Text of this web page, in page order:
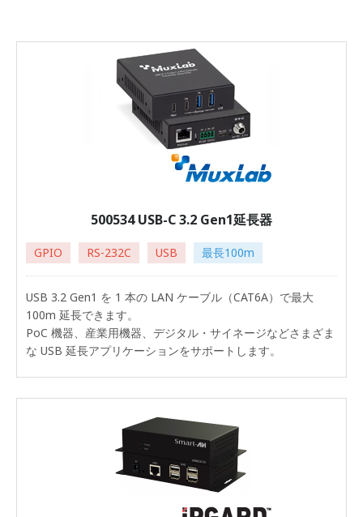
500534 USB-C 3.2 Gen1延長器
GPIO RS-232C USB 最長100m
USB 3.2 Gen1 を 1 本の LAN ケーブル（CAT6A）で最大
100m 延長できます。
PoC 機器、産業用機器、デジタル・サイネージなどさまざま
な USB 延長アプリケーションをサポートします。